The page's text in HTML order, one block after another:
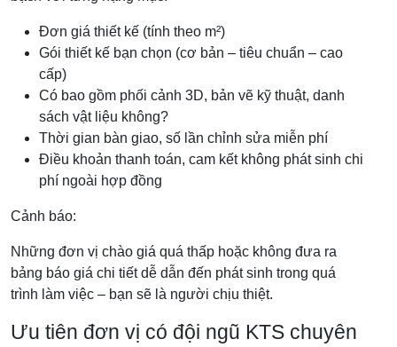
Đơn giá thiết kế (tính theo m²)
Gói thiết kế bạn chọn (cơ bản – tiêu chuẩn – cao
cấp)
Có bao gồm phối cảnh 3D, bản vẽ kỹ thuật, danh
sách vật liệu không?
Thời gian bàn giao, số lần chỉnh sửa miễn phí
Điều khoản thanh toán, cam kết không phát sinh chi
phí ngoài hợp đồng
Cảnh báo:
Những đơn vị chào giá quá thấp hoặc không đưa ra
bảng báo giá chi tiết dễ dẫn đến phát sinh trong quá
trình làm việc – bạn sẽ là người chịu thiệt.
Ưu tiên đơn vị có đội ngũ KTS chuyên